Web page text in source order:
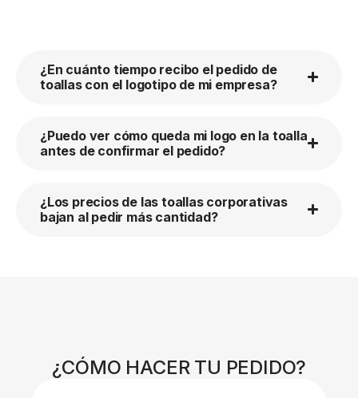
¿En cuánto tiempo recibo el pedido de
toallas con el logotipo de mi empresa?
¿Puedo ver cómo queda mi logo en la toalla
antes de confirmar el pedido?
¿Los precios de las toallas corporativas
bajan al pedir más cantidad?
¿CÓMO HACER TU PEDIDO?